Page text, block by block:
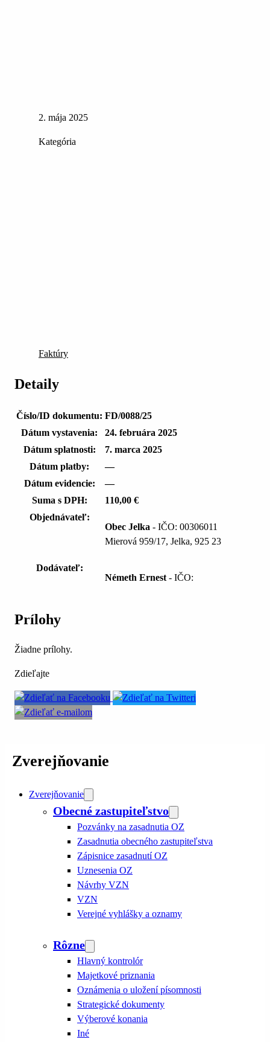
2. mája 2025
Kategória
Faktúry
Detaily
Číslo/ID dokumentu: FD/0088/25
Dátum vystavenia:
24. februára 2025
Dátum splatnosti:
7. marca 2025
Dátum platby:
—
Dátum evidencie:
—
Suma s DPH:
110,00 €
Objednávateľ:
Obec Jelka - IČO: 00306011
Mierová 959/17, Jelka, 925 23
Dodávateľ:
Németh Ernest - IČO:
Prílohy
Žiadne prílohy.
Zdieľajte
Zverejňovanie
Zverejňovanie
Obecné zastupiteľstvo
Pozvánky na zasadnutia OZ
Zasadnutia obecného zastupiteľstva
Zápisnice zasadnutí OZ
Uznesenia OZ
Návrhy VZN
VZN
Verejné vyhlášky a oznamy
Rôzne
Hlavný kontrolór
Majetkové priznania
Oznámenia o uložení písomnosti
Strategické dokumenty
Výberové konania
Iné